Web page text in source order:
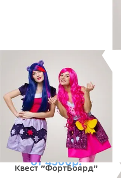
Квест "ФортБоярд"
от 4500р.